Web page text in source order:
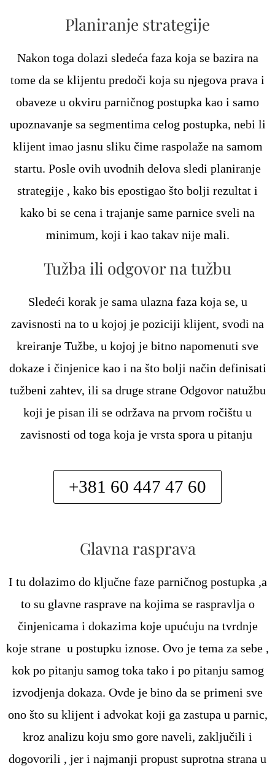
Planiranje strategije
Nakon toga dolazi sledeća faza koja se bazira na
tome da se klijentu predoči koja su njegova prava i
obaveze u okviru parničnog postupka kao i samo
upoznavanje sa segmentima celog postupka, nebi li
klijent imao jasnu sliku čime raspolaže na samom
startu. Posle ovih uvodnih delova sledi planiranje
strategije , kako bis epostigao što bolji rezultat i
kako bi se cena i trajanje same parnice sveli na
minimum, koji i kao takav nije mali.
Tužba ili odgovor na tužbu
Sledeći korak je sama ulazna faza koja se, u
zavisnosti na to u kojoj je poziciji klijent, svodi na
kreiranje Tužbe, u kojoj je bitno napomenuti sve
dokaze i činjenice kao i na što bolji način definisati
tužbeni zahtev, ili sa druge strane Odgovor natužbu
koji je pisan ili se održava na prvom ročištu u
zavisnosti od toga koja je vrsta spora u pitanju
+381 60 447 47 60
Glavna rasprava
I tu dolazimo do ključne faze parničnog postupka ,a
to su glavne rasprave na kojima se raspravlja o
činjenicama i dokazima koje upućuju na tvrdnje
koje strane u postupku iznose. Ovo je tema za sebe ,
kok po pitanju samog toka tako i po pitanju samog
izvodjenja dokaza. Ovde je bino da se primeni sve
ono što su klijent i advokat koji ga zastupa u parnic,
kroz analizu koju smo gore naveli, zaključili i
dogovorili , jer i najmanji propust suprotna strana u